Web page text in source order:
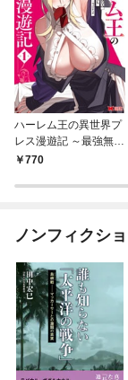
ハーレム王の異世界プ
レス漫遊記 ～最強無双
のおじさんはあらゆる
ミック） 1
770
ノンフィクシ